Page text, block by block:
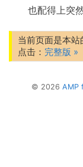
也配得上突
当前页面是本站
点击： 完整版 »
© 2026 AMP